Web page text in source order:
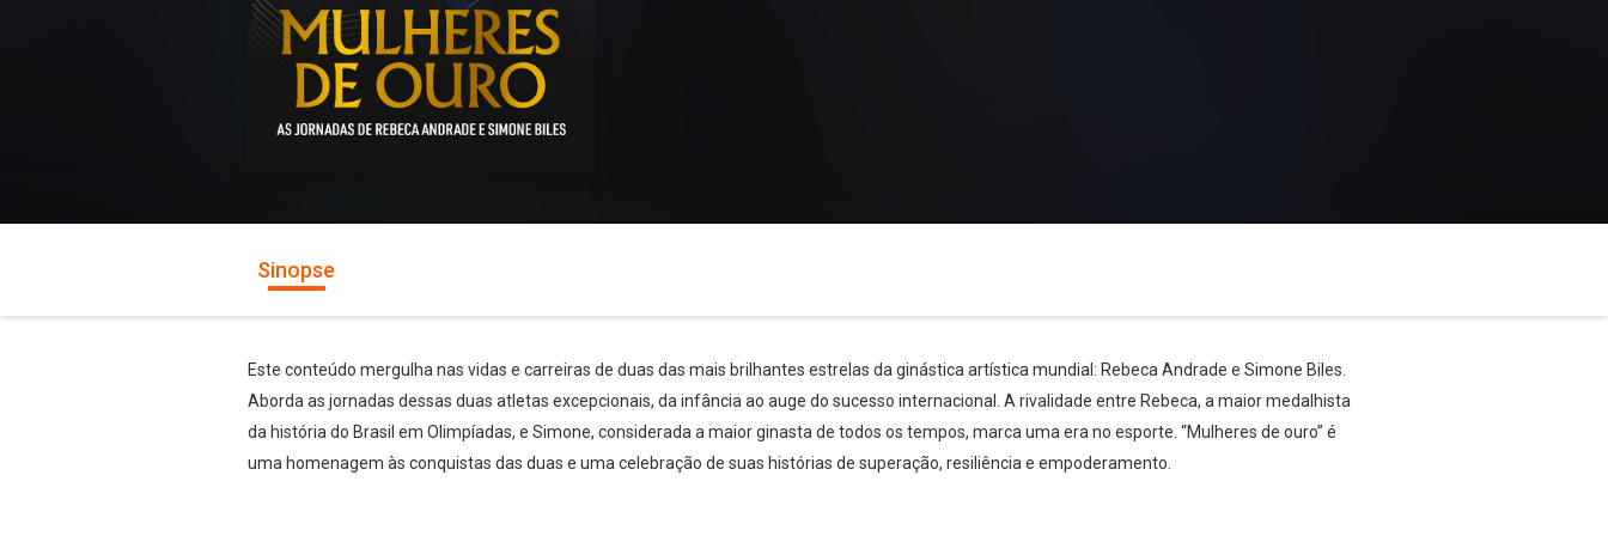
Sinopse
Este conteúdo mergulha nas vidas e carreiras de duas das mais brilhantes estrelas da ginástica artística mundial: Rebeca Andrade e Simone Biles.
Aborda as jornadas dessas duas atletas excepcionais, da infância ao auge do sucesso internacional. A rivalidade entre Rebeca, a maior medalhista
da história do Brasil em Olimpíadas, e Simone, considerada a maior ginasta de todos os tempos, marca uma era no esporte. “Mulheres de ouro” é
uma homenagem às conquistas das duas e uma celebração de suas histórias de superação, resiliência e empoderamento.